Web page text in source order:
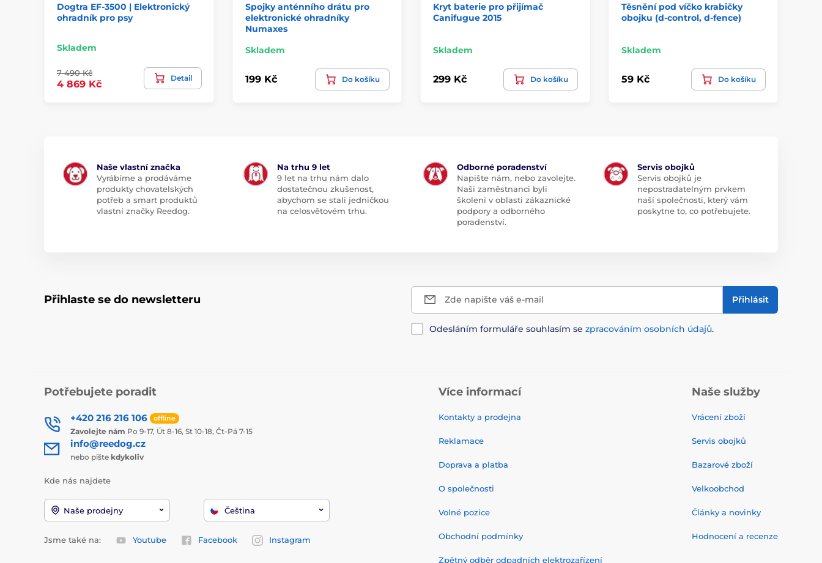
Dogtra EF-3500 | Elektronický
ohradník pro psy
Skladem
7 490 Kč
4 869 Kč
Detail
Spojky anténního drátu pro
elektronické ohradníky
Numaxes
Skladem
199 Kč Do košíku
Kryt baterie pro přijímač
Canifugue 2015
Skladem
299 Kč Do košíku
Těsnění pod víčko krabičky
obojku (d-control, d-fence)
Skladem
59 Kč Do košíku
Naše vlastní značka
Vyrábíme a prodáváme
produkty chovatelských
potřeb a smart produktů
vlastní značky Reedog.
Na trhu 9 let
9 let na trhu nám dalo
dostatečnou zkušenost,
abychom se stali jedničkou
na celosvětovém trhu.
Odborné poradenství
Napište nám, nebo zavolejte.
Naši zaměstnanci byli
školeni v oblasti zákaznické
podpory a odborného
poradenství.
Servis obojků
Servis obojků je
nepostradatelným prvkem
naší společnosti, který vám
poskytne to, co potřebujete.
Přihlaste se do newsletteru Zde napište váš e-mail Přihlásit
Odesláním formuláře souhlasím se zpracováním osobních údajů.
Potřebujete poradit
+420 216 216 106 offline
Zavolejte nám Po 9-17, Út 8-16, St 10-18, Čt-Pá 7-15
info@reedog.cz
nebo pište kdykoliv
Kde nás najdete
Naše prodejny Čeština
Jsme také na: Youtube Facebook Instagram
Více informací
Kontakty a prodejna
Reklamace
Doprava a platba
O společnosti
Volné pozice
Obchodní podmínky
Zpětný odběr odpadních elektrozařízení
Naše služby
Vrácení zboží
Servis obojků
Bazarové zboží
Velkoobchod
Články a novinky
Hodnocení a recenze